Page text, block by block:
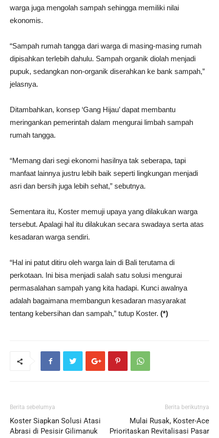
warga juga mengolah sampah sehingga memiliki nilai
ekonomis.
“Sampah rumah tangga dari warga di masing-masing rumah
dipisahkan terlebih dahulu. Sampah organik diolah menjadi
pupuk, sedangkan non-organik diserahkan ke bank sampah,”
jelasnya.
Ditambahkan, konsep ‘Gang Hijau’ dapat membantu
meringankan pemerintah dalam mengurai limbah sampah
rumah tangga.
“Memang dari segi ekonomi hasilnya tak seberapa, tapi
manfaat lainnya justru lebih baik seperti lingkungan menjadi
asri dan bersih juga lebih sehat,” sebutnya.
Sementara itu, Koster memuji upaya yang dilakukan warga
tersebut. Apalagi hal itu dilakukan secara swadaya serta atas
kesadaran warga sendiri.
“Hal ini patut ditiru oleh warga lain di Bali terutama di
perkotaan. Ini bisa menjadi salah satu solusi mengurai
permasalahan sampah yang kita hadapi. Kunci awalnya
adalah bagaimana membangun kesadaran masyarakat
tentang kebersihan dan sampah,” tutup Koster. (*)
Berita sebelumya
Koster Siapkan Solusi Atasi
Abrasi di Pesisir Gilimanuk
Berita berikutnya
Mulai Rusak, Koster-Ace
Prioritaskan Revitalisasi Pasar